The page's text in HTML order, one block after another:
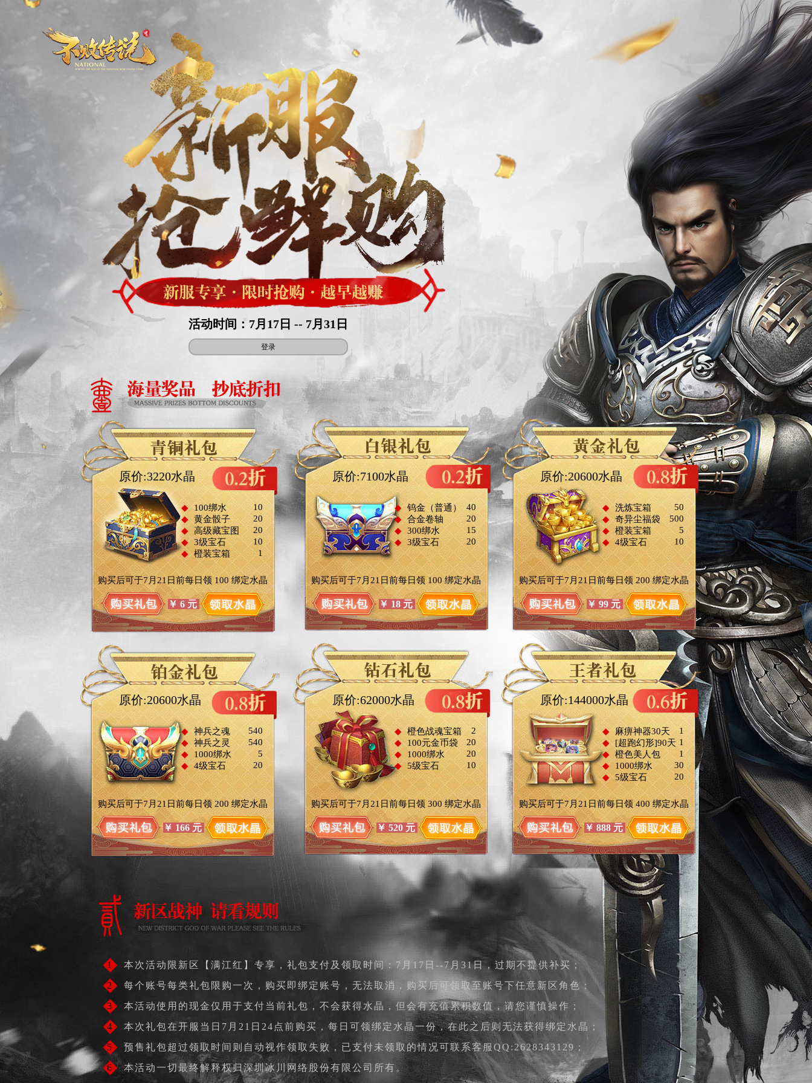
活动时间：7月17日 -- 7月31日
登录
原价:3220水晶
◆ 100绑水
10
◆ 黄金骰子
20
◆ 高级藏宝图
20
◆ 3级宝石
10
◆ 橙装宝箱 1
购买后可于7月21日前每日领 100绑定水晶
￥ 6 元
原价:7100水晶
◆ 钨金（普通）
40
◆ 合金卷轴
20
◆ 300绑水
15
◆ 3级宝石 20
购买后可于7月21日前每日领100绑定水晶
￥ 18 元
原价:20600水晶
◆ 洗炼宝箱
50
◆ 奇异尘福袋
500
◆ 橙装宝箱
5
◆ 4级宝石 10
购买后可于7月21日前每日领200绑定水晶
￥ 99 元
原价:20600水晶
◆ 神兵之魂
540
◆ 神兵之灵
540
◆
1000绑水
5
◆ 4级宝石 20
购买后可于7月21日前每日领200绑定水晶
￥ 166 元
原价:62000水晶
◆ 橙色战魂宝箱
2
◆
100元金币袋
20
◆
1000绑水
20
◆ 5级宝石 10
购买后可于7月21日前每日领300绑定水晶
￥ 520 元
原价:144000水晶
◆ 麻痹神器30天
1
◆
[超跑幻形]90天 1
◆ 橙色美人包
1
◆
1000绑水
30
◆ 5级宝石 20
购买后可于7月21日前每日领400绑定水晶
￥ 888 元
1
本次活动限新区【满江红】专享，礼包支付及领取时间：7月17日--7月31日，过期不提供补买；
2
每个账号每类礼包限购一次，购买即绑定账号，无法取消，购买后可领取至账号下任意新区角色；
3
本活动使用的现金仅用于支付当前礼包，不会获得水晶，但会有充值累积数值，请您谨慎操作；
4
本次礼包在开服当日7月21日24点前购买，每日可领绑定水晶一份，在此之后则无法获得绑定水晶；
5
预售礼包超过领取时间则自动视作领取失败，已支付未领取的情况可联系客服QQ:2628343129；
6
本活动一切最终解释权归深圳冰川网络股份有限公司所有。